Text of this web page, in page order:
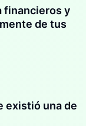
financieros y
de tus
existió una de